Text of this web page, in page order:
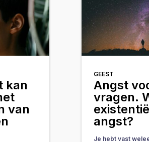
kan
van
GEEST
Angst
vragen.
angst?
Je hebt vast